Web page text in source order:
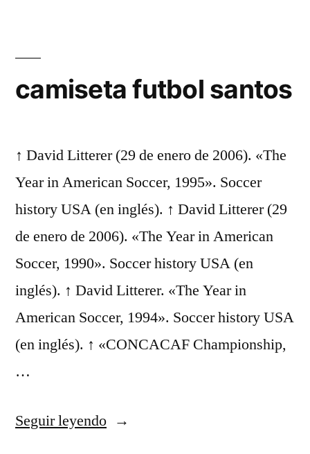
camiseta futbol santos
↑ David Litterer (29 de enero de 2006). «The
Year in American Soccer, 1995». Soccer
history USA (en inglés). ↑ David Litterer (29
de enero de 2006). «The Year in American
Soccer, 1990». Soccer history USA (en
inglés). ↑ David Litterer. «The Year in
American Soccer, 1994». Soccer history USA
(en inglés). ↑ «CONCACAF Championship,
…
Seguir leyendo«camiseta